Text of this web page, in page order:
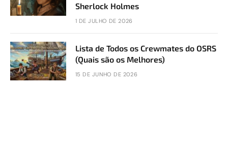
Sherlock Holmes
1 DE JULHO DE 2026
Lista de Todos os Crewmates do OSRS
(Quais são os Melhores)
15 DE JUNHO DE 2026